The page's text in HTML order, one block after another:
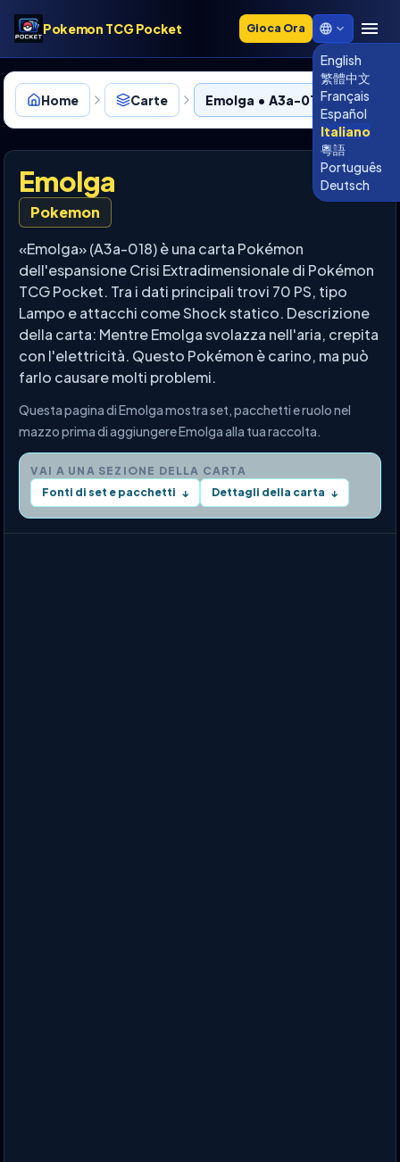
Pokemon TCG Pocket Gioca Ora
English
繁體中文
Français
Español
Italiano
粵語
Português
Deutsch
Home Carte Emolga • A3a-018
Emolga
Pokemon
«Emolga» (A3a-018) è una carta Pokémon
dell'espansione Crisi Extradimensionale di Pokémon
TCG Pocket. Tra i dati principali trovi 70 PS, tipo
Lampo e attacchi come Shock statico. Descrizione
della carta: Mentre Emolga svolazza nell'aria, crepita
con l'elettricità. Questo Pokémon è carino, ma può
farlo causare molti problemi.
Questa pagina di Emolga mostra set, pacchetti e ruolo nel
mazzo prima di aggiungere Emolga alla tua raccolta.
VAI A UNA SEZIONE DELLA CARTA
Fonti di set e pacchetti ↓ Dettagli della carta ↓